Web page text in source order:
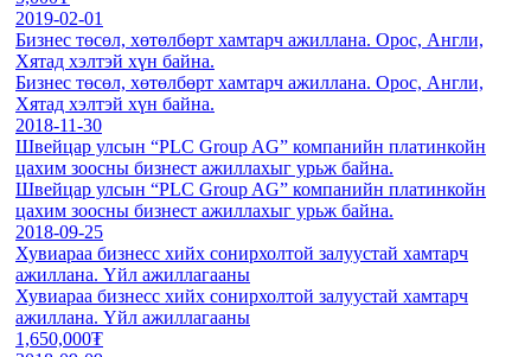
2019-02-01
Бизнес төсөл, хөтөлбөрт хамтарч ажиллана. Орос, Англи,
Хятад хэлтэй хүн байна.
Бизнес төсөл, хөтөлбөрт хамтарч ажиллана. Орос, Англи,
Хятад хэлтэй хүн байна.
2018-11-30
Швейцар улсын “PLC Group AG” компанийн платинкойн
цахим зоосны бизнест ажиллахыг урьж байна.
Швейцар улсын “PLC Group AG” компанийн платинкойн
цахим зоосны бизнест ажиллахыг урьж байна.
2018-09-25
Хувиараа бизнесс хийх сонирхолтой залуустай хамтарч
ажиллана. Үйл ажиллагааны
Хувиараа бизнесс хийх сонирхолтой залуустай хамтарч
ажиллана. Үйл ажиллагааны
1,650,000₮